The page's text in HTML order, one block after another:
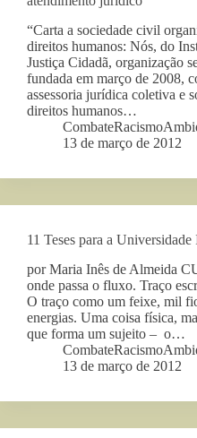
“Carta a sociedade civil
direitos humanos: Nós, do
Justiça Cidadã, organização
fundada em março de 2008,
assessoria jurídica coletiva e
direitos humanos…
13 de março de 2012
11 Teses para a Universidade
por Maria Inês de Almeida
onde passa o fluxo. Traço
O traço como um feixe, mil
energias. Uma coisa física,
que forma um sujeito – o…
13 de março de 2012